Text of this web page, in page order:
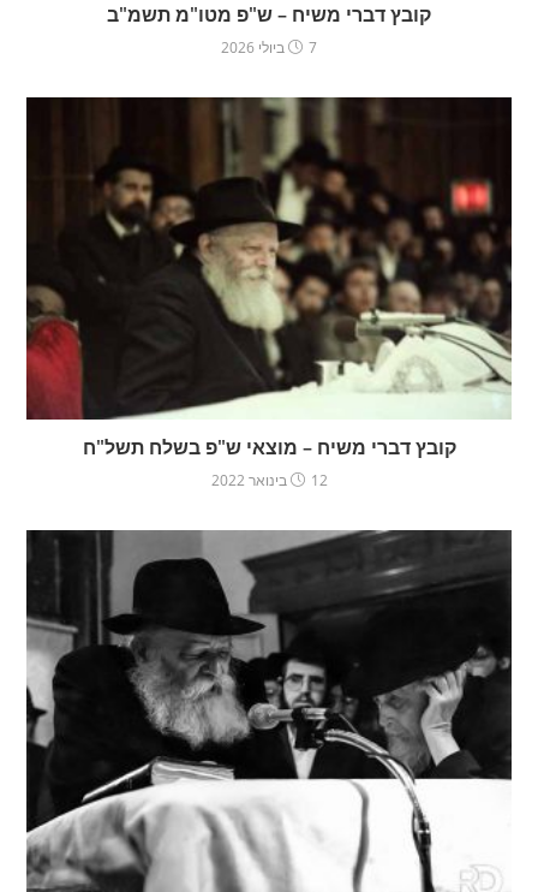
קובץ דברי משיח – ש"פ מטו"מ תשמ"ב
7 ביולי 2026
קובץ דברי משיח – מוצאי ש"פ בשלח תשל"ח
12 בינואר 2022